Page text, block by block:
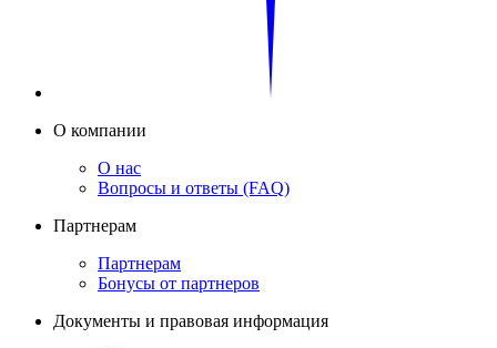
О компании
О нас
Вопросы и ответы (FAQ)
Партнерам
Партнерам
Бонусы от партнеров
Документы и правовая информация